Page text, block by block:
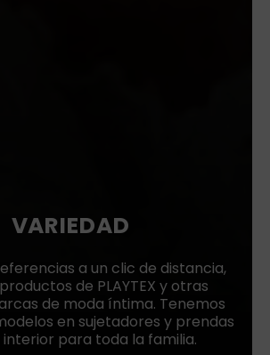
VARIEDAD
a un clic de distancia,
de PLAYTEX y otras
de moda íntima. Tenemos
en sujetadores y prendas
para toda la familia.